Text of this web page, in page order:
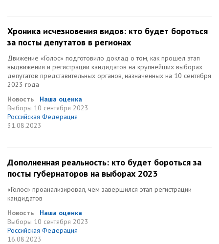
Хроника исчезновения видов: кто будет бороться
за посты депутатов в регионах
Движение «Голос» подготовило доклад о том, как прошел этап
выдвижения и регистрации кандидатов на крупнейших выборах
депутатов представительных органов, назначенных на 10 сентября
2023 года
Новость
Наша оценка
Выборы 10 сентября 2023
Российская Федерация
31.08.2023
Дополненная реальность: кто будет бороться за
посты губернаторов на выборах 2023
«Голос» проанализировал, чем завершился этап регистрации
кандидатов
Новость
Наша оценка
Выборы 10 сентября 2023
Российская Федерация
16.08.2023